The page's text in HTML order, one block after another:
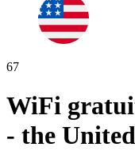
67
WiFi
- the